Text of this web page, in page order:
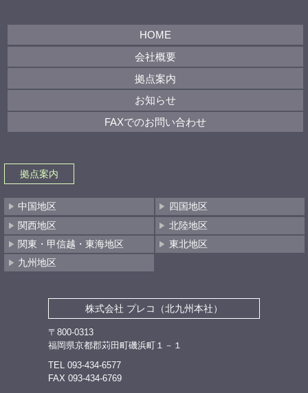
HOME
会社概要
拠点案内
お知らせ
FAXでのお問い合わせ
拠点案内
中国地区
四国地区
関西地区
北陸地区
関東・甲信越・東海地区
東北地区
九州地区
株式会社 プレコ（北九州本社）
〒800-0313
福岡県京都郡苅田町磯浜町１－１
TEL 093-434-6577
FAX 093-434-6769